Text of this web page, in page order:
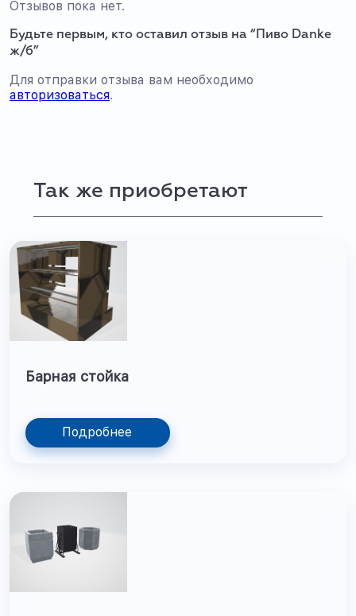
Отзывов пока нет.
Будьте первым, кто оставил отзыв на “Пиво Danke
ж/б”
Для отправки отзыва вам необходимо
авторизоваться.
Так же приобретают
Барная стойка
Подробнее